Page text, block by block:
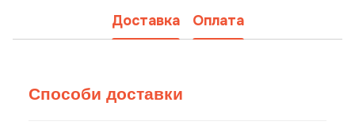
Доставка Оплата
Способи доставки